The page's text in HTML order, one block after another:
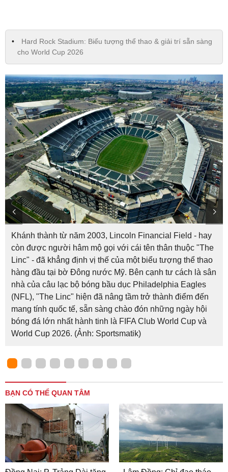
Hard Rock Stadium: Biểu tượng thể thao & giải trí sẵn sàng
cho World Cup 2026
Khánh thành từ năm 2003, Lincoln Financial Field - hay
còn được người hâm mộ gọi với cái tên thân thuộc "The
Linc" - đã khẳng định vị thế của một biểu tượng thể thao
hàng đầu tại bờ Đông nước Mỹ. Bên cạnh tư cách là sân
nhà của câu lạc bộ bóng bầu dục Philadelphia Eagles
(NFL), "The Linc" hiện đã nâng tầm trở thành điểm đến
mang tính quốc tế, sẵn sàng chào đón những ngày hội
bóng đá lớn nhất hành tinh là FIFA Club World Cup và
World Cup 2026. (Ảnh: Sportsmatik)
BẠN CÓ THỂ QUAN TÂM